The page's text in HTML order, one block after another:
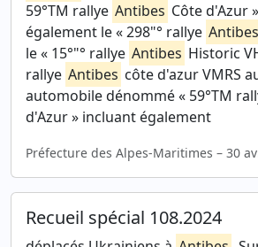
59°TM rallye Antibes Côte d'Azur
également le « 298"° rallye Antibes
le « 15°"° rallye Antibes Historic
rallye Antibes côte d'azur VMRS
automobile dénommé « 59°TM
d'Azur » incluant également
Préfecture des Alpes-Maritimes – 30
Recueil spécial 108.2024